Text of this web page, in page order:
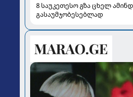
8 საუკეთესო გზა ცხელ
გასაუმჯობესებლად